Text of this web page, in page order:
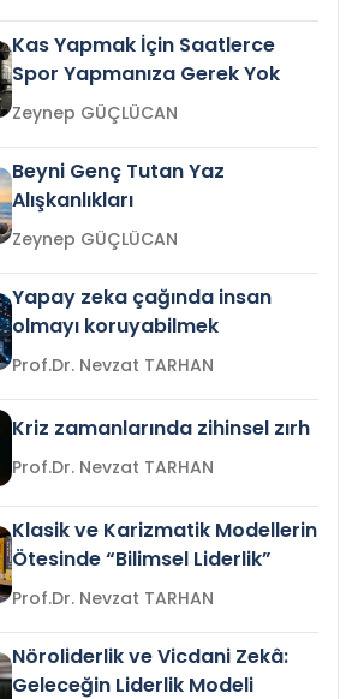
Kas Yapmak İçin Saatlerce
Spor Yapmanıza Gerek Yok
Zeynep GÜÇLÜCAN
Beyni Genç Tutan Yaz
Alışkanlıkları
Zeynep GÜÇLÜCAN
Yapay zeka çağında insan
olmayı koruyabilmek
Prof.Dr. Nevzat TARHAN
Kriz zamanlarında zihinsel zırh
Prof.Dr. Nevzat TARHAN
Klasik ve Karizmatik Modellerin
Ötesinde “Bilimsel Liderlik”
Prof.Dr. Nevzat TARHAN
Nöroliderlik ve Vicdani Zekâ:
Geleceğin Liderlik Modeli